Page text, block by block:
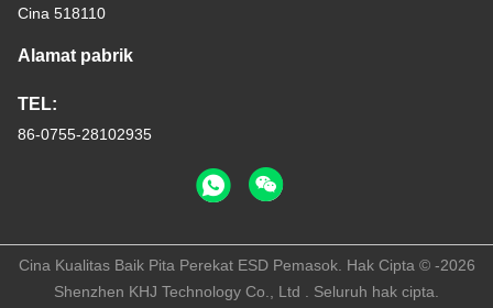
Cina 518110
Alamat pabrik
TEL:
86-0755-28102935
Cina Kualitas Baik Pita Perekat ESD Pemasok. Hak Cipta © -2026
Shenzhen KHJ Technology Co., Ltd . Seluruh hak cipta.